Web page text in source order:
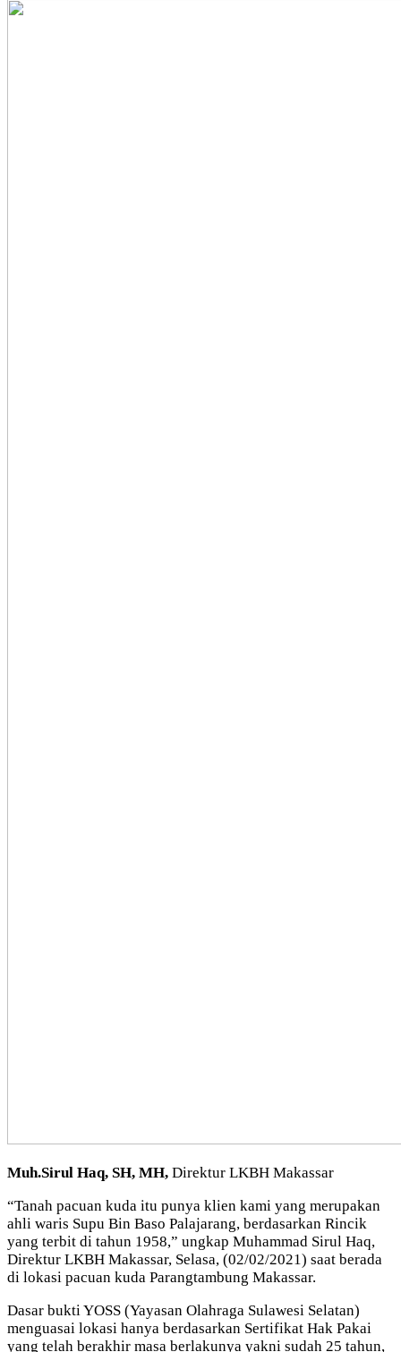
Muh.Sirul Haq, SH, MH, Direktur LKBH Makassar
“Tanah pacuan kuda itu punya klien kami yang merupakan
ahli waris Supu Bin Baso Palajarang, berdasarkan Rincik
yang terbit di tahun 1958,” ungkap Muhammad Sirul Haq,
Direktur LKBH Makassar, Selasa, (02/02/2021) saat berada
di lokasi pacuan kuda Parangtambung Makassar.
Dasar bukti YOSS (Yayasan Olahraga Sulawesi Selatan)
menguasai lokasi hanya berdasarkan Sertifikat Hak Pakai
yang telah berakhir masa berlakunya yakni sudah 25 tahun,